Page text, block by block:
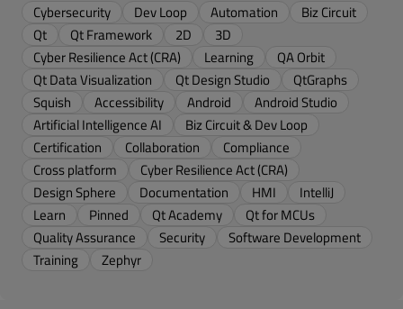
Cybersecurity Dev Loop Automation
Biz Circuit
Qt
Qt Framework 2D
3D
Cyber Resilience Act (CRA)
Learning
QA Orbit
Qt Data Visualization
Qt Design Studio
QtGraphs
Squish
Accessibility Android
Android Studio
Artificial Intelligence AI
Biz Circuit & Dev Loop
Certification
Collaboration
Compliance
Cross platform
Cyber Resilience Act (CRA)
Design Sphere
Documentation HMI
IntelliJ
Learn
Pinned Qt Academy
Qt for MCUs
Quality Assurance
Security
Software Development
Training
Zephyr